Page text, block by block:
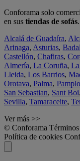
Conforama solo
en sus tiendas de sofás.
Alcalá de Guadaíra,
Arinaga, Asturias,
Castellón, Chafiras,
Almería, La Coruña,
Lleida, Los Barrios,
Orotava, Palma,
San Sebastian, Sant Boi,
Sevilla, Tamaraceite,
Ver más >>
© Conforama
Política de cookies